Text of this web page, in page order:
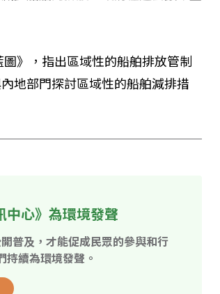
》，指出區域性的船舶排放管制
地部門探討區域性的船舶減排措
心》為環境發聲
普及，才能促成民眾的參與和行
續為環境發聲。